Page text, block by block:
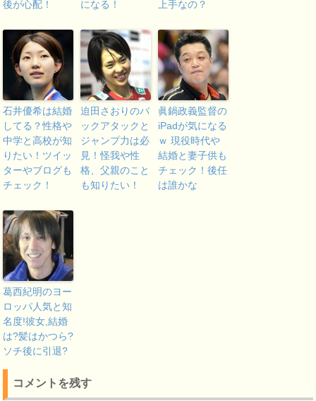
後が心配！
になる！
上手なの？
石井優希は結婚
してる？性格や
中学と高校が知
りたい！ツイッ
ターやブログも
チェック！
迫田さおりのバ
ックアタックと
ジャンプ力は必
見！怪我や性
格、父親のこと
も知りたい！
眞鍋政義監督の
iPadが気になる
ｗ 現役時代や
結婚と妻子供も
チェック！後任
は誰かな
葛西紀明のヨー
ロッパ人気と知
名度!彼女,結婚
は?髪はかつら?
ソチ後に引退?
コメントを残す